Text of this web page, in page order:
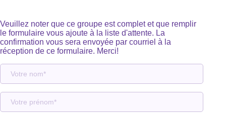
Veuillez noter que ce groupe est complet et que remplir
le formulaire vous ajoute à la liste d'attente. La
confirmation vous sera envoyée par courriel à la
réception de ce formulaire. Merci!